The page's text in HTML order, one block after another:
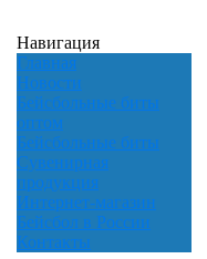
Навигация
Главная
Новости
Бейсбольные биты
оптом
Бейсбольные биты
Сувенирная
продукция
Интернет-магазин
Бейсбол в России
Контакты